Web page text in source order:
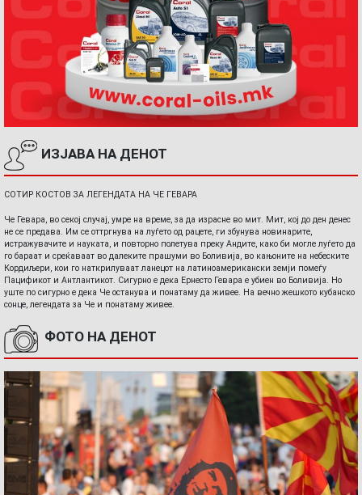
ИЗЈАВА НА ДЕНОТ
СОТИР КОСТОВ ЗА ЛЕГЕНДАТА НА ЧЕ ГЕВАРА
Че Гевара, во секој случај, умре на време, за да израсне во мит. Мит, кој до ден денес
не се предава. Им се оттргнува на луѓето од рацете, ги збунува новинарите,
истражувачите и науката, и повторно полетува преку Андите, како би могле луѓето да
го бараат и среќаваат во далеките прашуми во Боливија, во кањоните на небеските
Кордиљери, кои го наткрилуваат ланецот на латиноамерикански земји помеѓу
Пацификот и Антлантикот. Сигурно е дека Ернесто Гевара е убиен во Боливија. Но
уште по сигурно е дека Че останува и понатаму да живее. На вечно жешкото кубанско
сонце, легендата за Че и понатаму живее.
ФОТО НА ДЕНОТ